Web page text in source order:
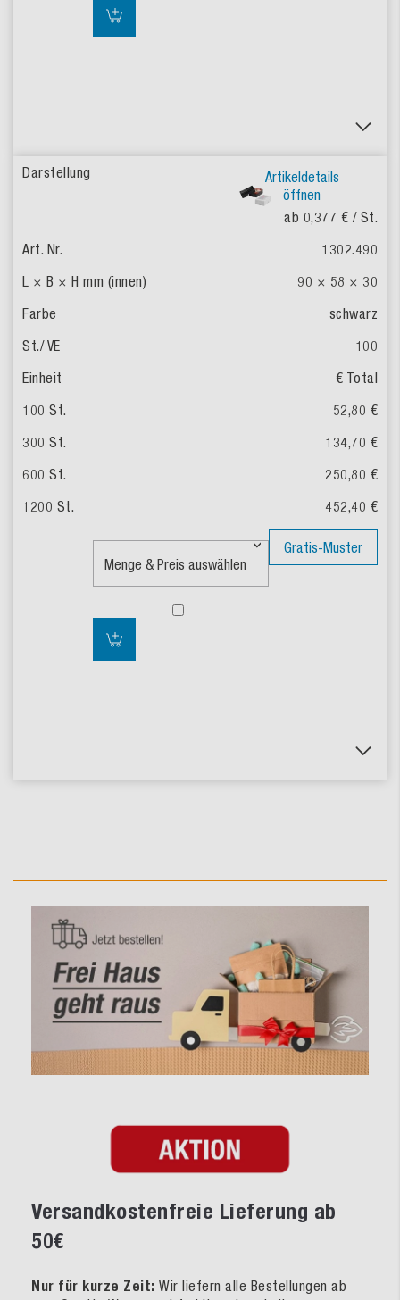
Artikeldetails
öffnen
ab 0,377 € / St.
1302.490
90 × 58 × 30
schwarz
100
€ Total
52,80 €
134,70 €
250,80 €
452,40 €
Gratis-Muster
Versandkostenfreie Lieferung ab
50€
Nur für kurze Zeit: Wir liefern alle Bestellungen ab